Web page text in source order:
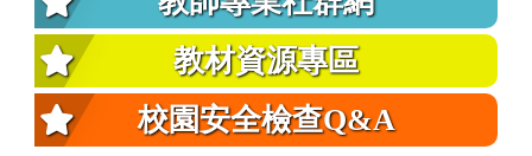
教材資源專區
校園安全檢查Q&A